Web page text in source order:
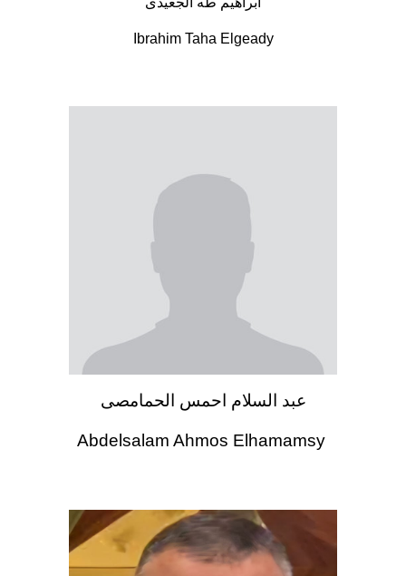
Ibrahim Taha Elgeady
عبد السلام احمس الحمامصى
Abdelsalam Ahmos Elhamamsy